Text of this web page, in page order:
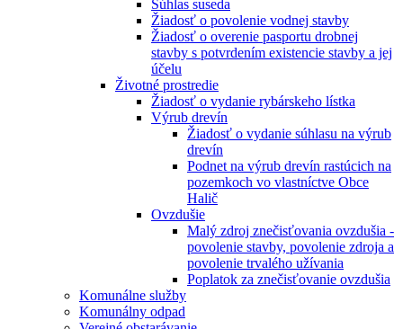
Súhlas suseda
Žiadosť o povolenie vodnej stavby
Žiadosť o overenie pasportu drobnej
stavby s potvrdením existencie stavby a jej
účelu
Životné prostredie
Žiadosť o vydanie rybárskeho lístka
Výrub drevín
Žiadosť o vydanie súhlasu na výrub
drevín
Podnet na výrub drevín rastúcich na
pozemkoch vo vlastníctve Obce
Halič
Ovzdušie
Malý zdroj znečisťovania ovzdušia -
povolenie stavby, povolenie zdroja a
povolenie trvalého užívania
Poplatok za znečisťovanie ovzdušia
Komunálne služby
Komunálny odpad